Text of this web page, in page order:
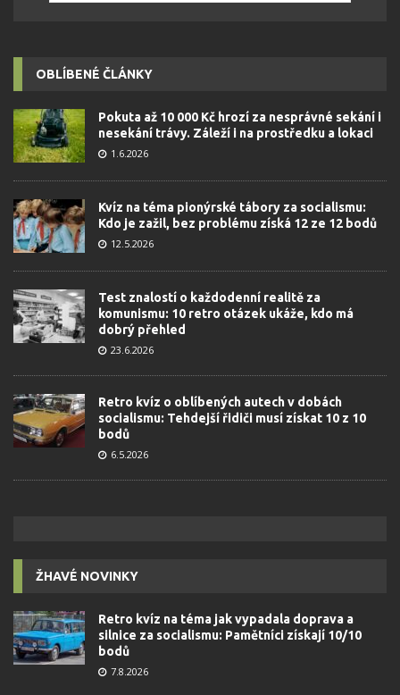
OBLÍBENÉ ČLÁNKY
Pokuta až 10 000 Kč hrozí za nesprávné sekání i
nesekání trávy. Záleží i na prostředku a lokaci
1.6.2026
Kvíz na téma pionýrské tábory za socialismu:
Kdo je zažil, bez problému získá 12 ze 12 bodů
12.5.2026
Test znalostí o každodenní realitě za
komunismu: 10 retro otázek ukáže, kdo má
dobrý přehled
23.6.2026
Retro kvíz o oblíbených autech v dobách
socialismu: Tehdejší řidiči musí získat 10 z 10
bodů
6.5.2026
ŽHAVÉ NOVINKY
Retro kvíz na téma jak vypadala doprava a
silnice za socialismu: Pamětníci získají 10/10
bodů
7.8.2026